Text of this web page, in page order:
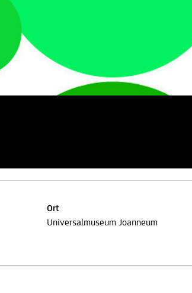
Ort
Universalmuseum Joanneum